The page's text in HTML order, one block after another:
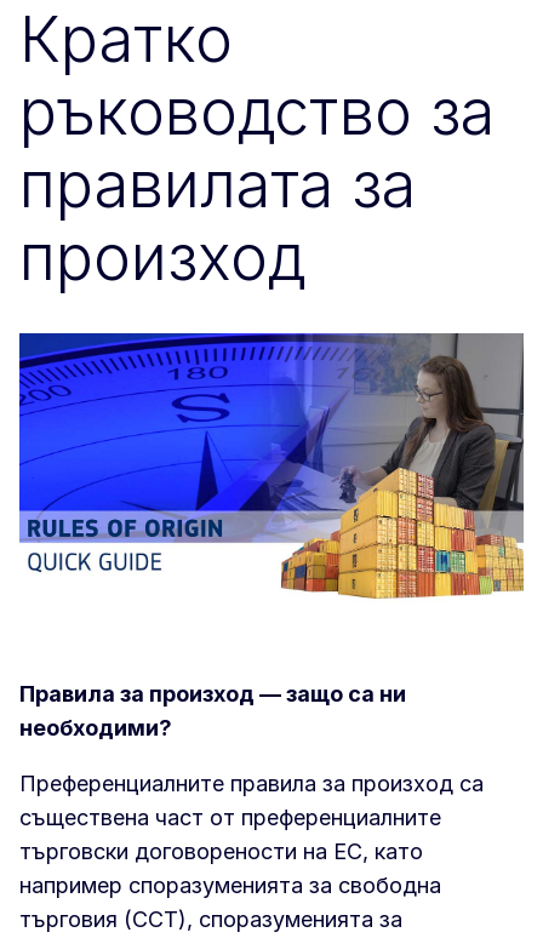
Кратко
ръководство за
правилата за
произход
Правила за произход — защо са ни
необходими?
Преференциалните правила за произход са
съществена част от преференциалните
търговски договорености на ЕС, като
например споразуменията за свободна
търговия (ССТ), споразуменията за